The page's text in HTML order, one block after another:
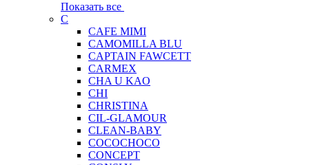
Показать все
C
CAFE MIMI
CAMOMILLA BLU
CAPTAIN FAWCETT
CARMEX
CHA U KAO
CHI
CHRISTINA
CIL-GLAMOUR
CLEAN-BABY
COCOCHOCO
CONCEPT